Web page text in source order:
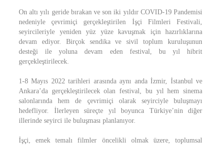
On altı yılı geride bırakan ve son iki yıldır COVID-19 Pandemisi
nedeniyle çevrimiçi gerçekleştirilen İşçi Filmleri Festivali,
seyircileriyle yeniden yüz yüze kavuşmak için hazırlıklarına
devam ediyor. Birçok sendika ve sivil toplum kuruluşunun
desteği ile yoluna devam eden festival, bu yıl hibrit
gerçekleştirilecek.
1-8 Mayıs 2022 tarihleri arasında aynı anda İzmir, İstanbul ve
Ankara’da gerçekleştirilecek olan festival, bu yıl hem sinema
salonlarında hem de çevrimiçi olarak seyirciyle buluşmayı
hedefliyor. İlerleyen süreçte yıl boyunca Türkiye’nin diğer
illerinde seyirci ile buluşması planlanıyor.
İşçi, emek temalı filmler öncelikli olmak üzere, toplumsal